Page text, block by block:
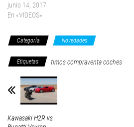
junio 14, 2017
En «VIDEOS»
Categoría Novedades
Etiquetas timos compraventa coches
Kawasaki H2R vs